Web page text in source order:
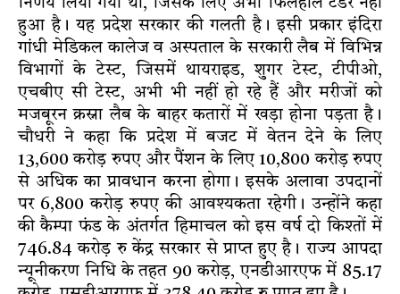
निर्णय लिया गया था, जिसके लिए अभी फिलहाल टेंडर नहीं
हुआ है। यह प्रदेश सरकार की गलती है। इसी प्रकार इंदिरा
गांधी मेडिकल कालेज व अस्पताल के सरकारी लैब में विभिन्न
विभागों के टेस्ट, जिसमें थायराइड, शुगर टेस्ट, टीपीओ,
एचबीए सी टेस्ट, अभी भी नहीं हो रहे हैं और मरीजों को
मजबूरन क्रस्ना लैब के बाहर कतारों में खड़ा होना पड़ता है।
चौधरी ने कहा कि प्रदेश में बजट में वेतन देने के लिए
13,600 करोड़ रुपए और पैंशन के लिए 10,800 करोड़ रुपए
से अधिक का प्रावधान करना होगा। इसके अलावा उपदानों
पर 6,800 करोड़ रुपए की आवश्यकता रहेगी। उन्होंने कहा
की कैम्पा फंड के अंतर्गत हिमाचल को इस वर्ष दो किश्तों में
746.84 करोड़ रु केंद्र सरकार से प्राप्त हुए है। राज्य आपदा
न्यूनीकरण निधि के तहत 90 करोड़, एनडीआरएफ में 85.17